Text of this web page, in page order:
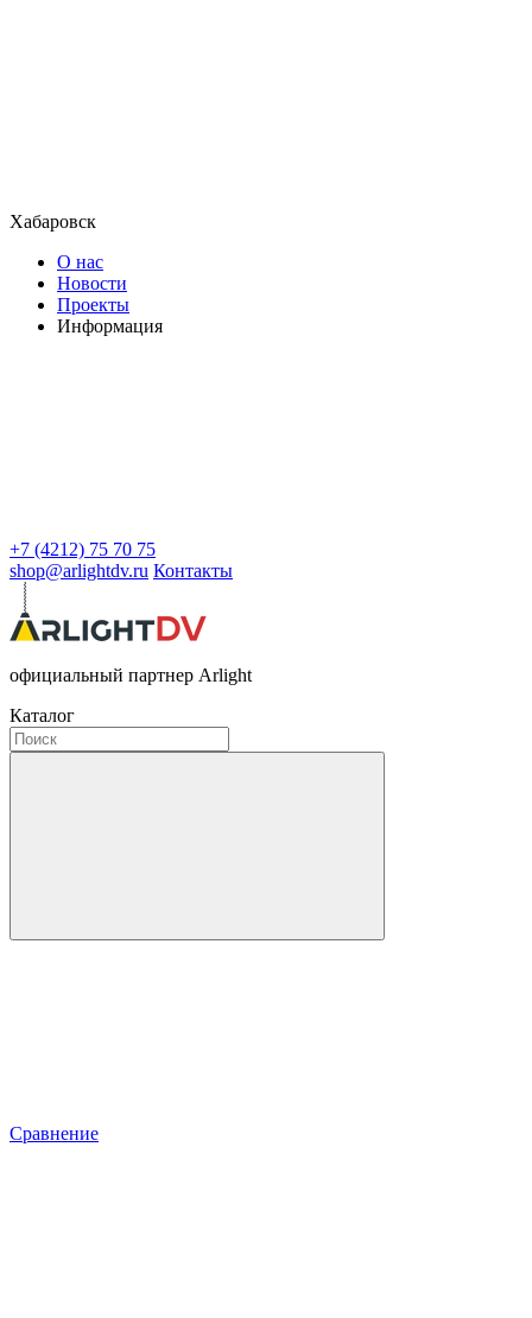
Хабаровск
О нас
Новости
Проекты
Информация
+7 (4212) 75 70 75
shop@arlightdv.ru Контакты
официальный партнер Arlight
Каталог
Сравнение